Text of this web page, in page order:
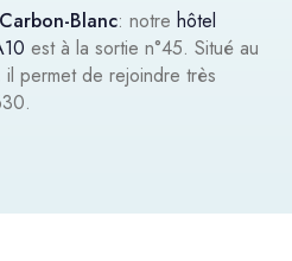
Blanc: notre hôtel
est à la sortie n°45. Situé au
permet de rejoindre très